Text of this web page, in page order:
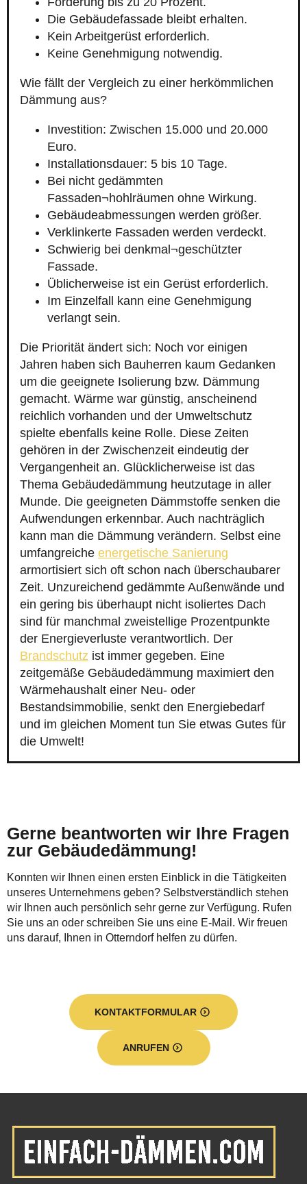
Die Gebäudefassade bleibt erhalten.
Kein Arbeitgerüst erforderlich.
Keine Genehmigung notwendig.
Wie fällt der Vergleich zu einer herkömmlichen
Dämmung aus?
Investition: Zwischen 15.000 und 20.000
Euro.
Installationsdauer: 5 bis 10 Tage.
Bei nicht gedämmten
Fassaden¬hohlräumen ohne Wirkung.
Gebäudeabmessungen werden größer.
Verklinkerte Fassaden werden verdeckt.
Schwierig bei denkmal¬geschützter
Fassade.
Üblicherweise ist ein Gerüst erforderlich.
Im Einzelfall kann eine Genehmigung
verlangt sein.
Die Priorität ändert sich: Noch vor einigen
Jahren haben sich Bauherren kaum Gedanken
um die geeignete Isolierung bzw. Dämmung
gemacht. Wärme war günstig, anscheinend
reichlich vorhanden und der Umweltschutz
spielte ebenfalls keine Rolle. Diese Zeiten
gehören in der Zwischenzeit eindeutig der
Vergangenheit an. Glücklicherweise ist das
Thema Gebäudedämmung heutzutage in aller
Munde. Die geeigneten Dämmstoffe senken die
Aufwendungen erkennbar. Auch nachträglich
kann man die Dämmung verändern. Selbst eine
umfangreiche energetische Sanierung
armortisiert sich oft schon nach überschaubarer
Zeit. Unzureichend gedämmte Außenwände und
ein gering bis überhaupt nicht isoliertes Dach
sind für manchmal zweistellige Prozentpunkte
der Energieverluste verantwortlich. Der
Brandschutz ist immer gegeben. Eine
zeitgemäße Gebäudedämmung maximiert den
Wärmehaushalt einer Neu- oder
Bestandsimmobilie, senkt den Energiebedarf
und im gleichen Moment tun Sie etwas Gutes für
die Umwelt!
Gerne beantworten wir Ihre Fragen
zur Gebäudedämmung!
Konnten wir Ihnen einen ersten Einblick in die Tätigkeiten
unseres Unternehmens geben? Selbstverständlich stehen
wir Ihnen auch persönlich sehr gerne zur Verfügung. Rufen
Sie uns an oder schreiben Sie uns eine E-Mail. Wir freuen
uns darauf, Ihnen in Otterndorf helfen zu dürfen.
KONTAKTFORMULAR
ANRUFEN